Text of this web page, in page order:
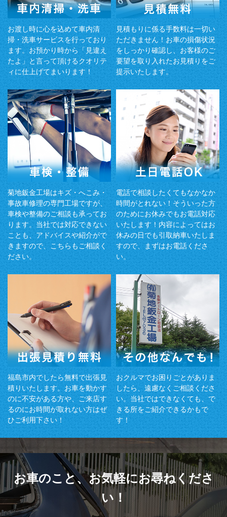
お渡し時に心を込めて車内清
掃・洗車サービスを行っており
ます。お預かり時から「見違え
たよ」と言って頂けるクオリテ
ィに仕上げてまいります！
見積もりに係る手数料は一切い
ただきません！お車の損傷状況
をしっかり確認し、お客様のご
要望を取り入れたお見積りをご
提示いたします。
菊地鈑金工場はキズ・へこみ・
事故車修理の専門工場ですが、
車検や整備のご相談も承ってお
ります。当社では対応できない
ことも、アドバイスや紹介がで
きますので、こちらもご相談く
ださい。
電話で相談したくてもなかなか
時間がとれない！そういった方
のためにお休みでもお電話対応
いたします！内容によってはお
休みの日でも引取納車いたしま
すので、まずはお電話くださ
い。
福島市内でしたら無料で出張見
積りいたします。お車を動かす
のに不安がある方や、ご来店す
るのにお時間が取れない方はぜ
ひご利用下さい！
おクルマでお困りごとがありま
したら、遠慮なくご相談くださ
い。当社ではできなくても、で
きる所をご紹介できるかもで
す！
お車のこと、お気軽にお尋ねくださ
い！